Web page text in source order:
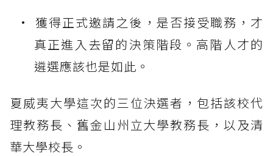
獲得正式邀請之後，是否接受職務，才
真正進入去留的決策階段。高階人才的
遴選應該也是如此。
夏威夷大學這次的三位決選者，包括該校代
理教務長、舊金山州立大學教務長，以及清
華大學校長。